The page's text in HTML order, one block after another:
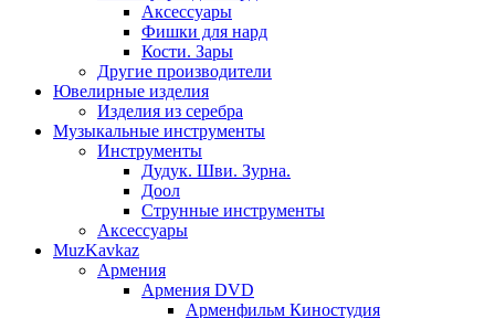
Аксессуары
Фишки для нард
Кости. Зары
Другие производители
Ювелирные изделия
Изделия из серебра
Музыкальные инструменты
Инструменты
Дудук. Шви. Зурна.
Доол
Струнные инструменты
Аксессуары
MuzKavkaz
Армения
Армения DVD
Арменфильм Киностудия